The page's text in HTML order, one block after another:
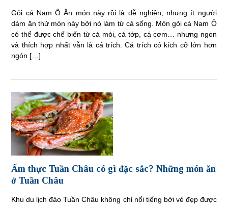
Gỏi cá Nam Ô Ăn món này rồi là dễ nghiện, nhưng ít người
dám ăn thử món này bởi nó làm từ cá sống. Món gỏi cá Nam Ô
có thể được chế biến từ cá mòi, cá tớp, cá cơm… nhưng ngon
và thích hợp nhất vẫn là cá trích. Cá trích có kích cỡ lớn hơn
ngón […]
Ẩm thực Tuần Châu có gì đặc sắc? Những món ăn
ở Tuần Châu
Khu du lịch đảo Tuần Châu không chỉ nổi tiếng bởi vẻ đẹp được